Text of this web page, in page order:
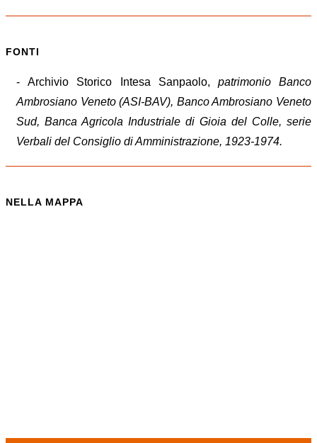
FONTI
- Archivio Storico Intesa Sanpaolo, patrimonio Banco
Ambrosiano Veneto (ASI-BAV), Banco Ambrosiano Veneto
Sud, Banca Agricola Industriale di Gioia del Colle, serie
Verbali del Consiglio di Amministrazione, 1923-1974.
NELLA MAPPA